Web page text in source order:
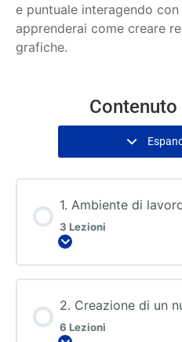
e puntuale interagendo
apprenderai come creare
grafiche.
1. Ambiente di
3 Lezioni
2. Creazione di un
6 Lezioni